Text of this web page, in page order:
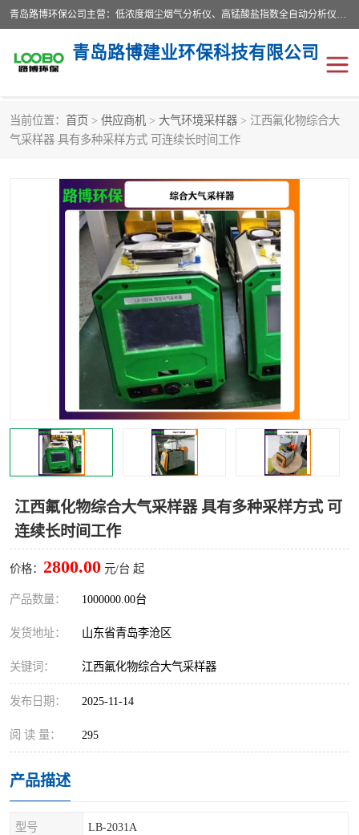
青岛路博环保公司主营：低浓度烟尘烟气分析仪、高锰酸盐指数全自动分析仪、便携式超声波明渠流量计、便携式水质采样器、恒温恒湿称重系统、手持式油烟检测仪等;是一家集环保科研、设计、生产、维护、销售和系统集成为一体的综合性高科技企业。路博人秉承"科学技术是第一生产力的重要理念，倡导环境友好型的生产、生活和消费方式。
青岛路博建业环保科技有限公司
当前位置： 首页 > 供应商机 > 大气环境采样器 > 江西氟化物综合大
气采样器 具有多种采样方式 可连续长时间工作
江西氟化物综合大气采样器 具有多种采样方式 可
连续长时间工作
价格： 2800.00 元/台 起
产品数量： 1000000.00台
发货地址： 山东省青岛李沧区
关键词： 江西氟化物综合大气采样器
发布日期： 2025-11-14
阅 读 量： 295
产品描述
型号 LB-2031A
生物安全柜 气体检测仪
水质检测仪 手持式油烟检测仪
恒温恒湿称重系统 二恶英采集器
实验室仪器 LB-8110降水降尘采样器
便携式水质采样器 LB-7035油气回收
便携式超声波明渠流量计 大气环境采样器
LB-4200高锰酸盐指数仪 LB-62便携式烟气分析仪
烟尘烟气设备 大气采样器
粉尘设备
新宇宙仪器
烟尘净化器